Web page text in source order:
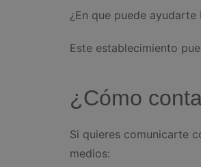
¿En que puede
Este establecimiento
¿Cómo
Si quieres comunicarte
medios: